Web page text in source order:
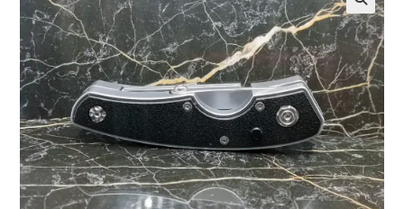
🔍